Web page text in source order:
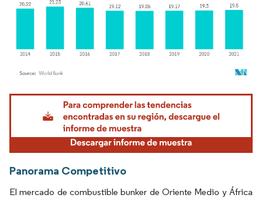
Imagen © Mordor Intelligence. El uso requiere atribución según CC BY 4.0.
Panorama Competitivo
El mercado de combustible bunker de Oriente Medio y África